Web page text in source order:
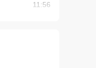
11:56